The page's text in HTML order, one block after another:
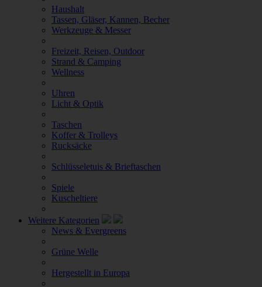
Haushalt
Tassen, Gläser, Kannen, Becher
Werkzeuge & Messer
Freizeit, Reisen, Outdoor
Strand & Camping
Wellness
Uhren
Licht & Optik
Taschen
Koffer & Trolleys
Rucksäcke
Schlüsseletuis & Brieftaschen
Spiele
Kuscheltiere
Weitere Kategorien
News & Evergreens
Grüne Welle
Hergestellt in Europa